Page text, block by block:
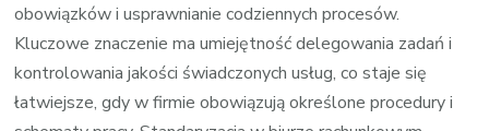
obowiązków i usprawnianie codziennych procesów.
Kluczowe znaczenie ma umiejętność delegowania zadań i
kontrolowania jakości świadczonych usług, co staje się
łatwiejsze, gdy w firmie obowiązują określone procedury i